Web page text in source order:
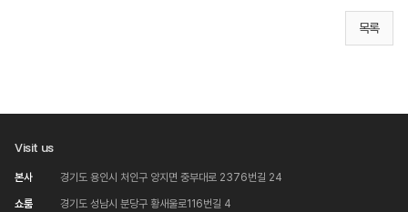
목록
Visit us
본사 경기도 용인시 처인구 양지면 중부대로 2376번길 24
쇼룸 경기도 성남시 분당구 황새울로116번길 4